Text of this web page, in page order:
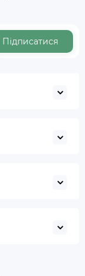
Підписатися